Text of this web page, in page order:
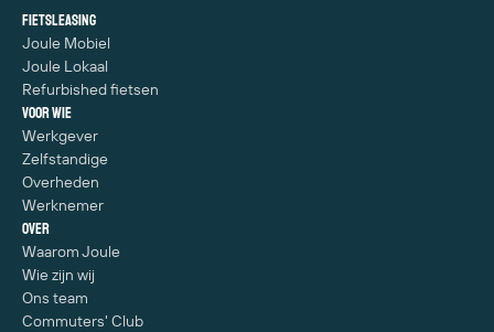
Fietsleasing
Joule Mobiel
Joule Lokaal
Refurbished fietsen
Voor wie
Werkgever
Zelfstandige
Overheden
Werknemer
Over
Waarom Joule
Wie zijn wij
Ons team
Commuters' Club